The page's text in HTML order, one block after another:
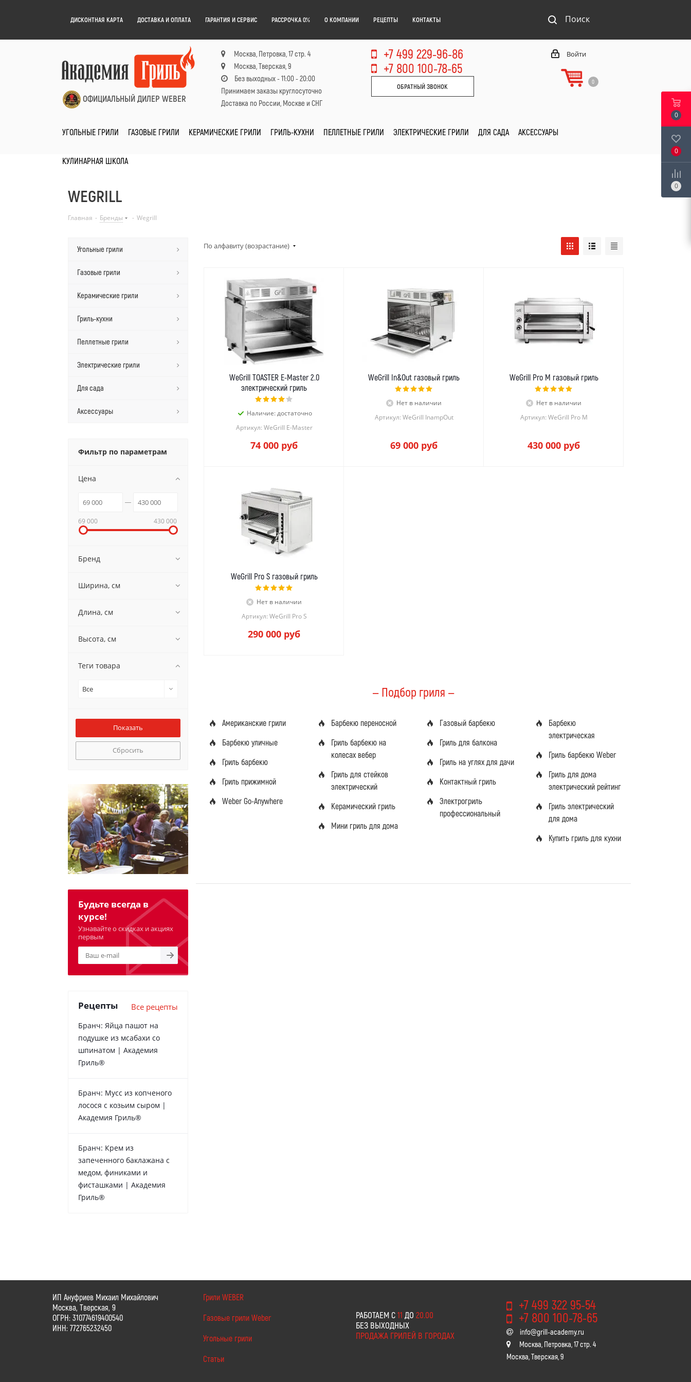
ДИСКОНТНАЯ КАРТА ДОСТАВКА И ОПЛАТА ГАРАНТИЯ И СЕРВИС РАССРОЧКА 0% О КОМПАНИИ РЕЦЕПТЫ КОНТАКТЫ Поиск
ОФИЦИАЛЬНЫЙ ДИЛЕР WEBER
Москва, Петровка, 17 стр. 4
Москва, Тверская, 9
Без выходных - 11:00 - 20:00
Принимаем заказы круглосуточно
Доставка по России, Москве и СНГ
+7 499 229-96-86
+7 800 100-78-65
ОБРАТНЫЙ ЗВОНОК
Войти
0
УГОЛЬНЫЕ ГРИЛИ ГАЗОВЫЕ ГРИЛИ КЕРАМИЧЕСКИЕ ГРИЛИ ГРИЛЬ-КУХНИ ПЕЛЛЕТНЫЕ ГРИЛИ ЭЛЕКТРИЧЕСКИЕ ГРИЛИ ДЛЯ САДА АКСЕССУАРЫ
КУЛИНАРНАЯ ШКОЛА
WEGRILL
Главная - Бренды - Wegrill
По алфавиту (возрастание)
WeGrill TOASTER E-Master 2.0
электрический гриль
Наличие: достаточно
Артикул: WeGrill E-Master
74 000 руб
WeGrill In&Out газовый гриль
Нет в наличии
Артикул: WeGrill InampOut
69 000 руб
WeGrill Pro M газовый гриль
Нет в наличии
Артикул: WeGrill Pro M
430 000 руб
WeGrill Pro S газовый гриль
Нет в наличии
Артикул: WeGrill Pro S
290 000 руб
— Подбор гриля —
Американские грили
Барбекю уличные
Гриль барбекю
Гриль прижимной
Weber Go-Anywhere
Барбекю переносной
Гриль барбекю на
колесах вебер
Гриль для стейков
электрический
Керамический гриль
Мини гриль для дома
Газовый барбекю
Гриль для балкона
Гриль на углях для дачи
Контактный гриль
Электрогриль
профессиональный
Барбекю
электрическая
Гриль барбекю Weber
Гриль для дома
электрический рейтинг
Гриль электрический
для дома
Купить гриль для кухни
Угольные грили
Газовые грили
Керамические грили
Гриль-кухни
Пеллетные грили
Электрические грили
Для сада
Аксессуары
Фильтр по параметрам
Цена
69 000 430 000
Бренд
Ширина, см
Длина, см
Высота, см
Теги товара
Все
Сбросить
Будьте всегда в
курсе!
Узнавайте о скидках и акциях
первым
Рецепты Все рецепты
Бранч: Яйца пашот на
подушке из мсабахи со
шпинатом | Академия
Гриль®
Бранч: Мусс из копченого
лосося с козьим сыром |
Академия Гриль®
Бранч: Крем из
запеченного баклажана с
медом, финиками и
фисташками | Академия
Гриль®
ИП Ануфриев Михаил Михайлович
Москва, Тверская, 9
ОГРН: 310774619400540
ИНН: 772765232450
Грили WEBER
Газовые грили Weber
Угольные грили
Статьи
РАБОТАЕМ С 11 ДО 20.00
БЕЗ ВЫХОДНЫХ
ПРОДАЖА ГРИЛЕЙ В ГОРОДАХ
+7 499 322 95-54
+7 800 100-78-65
info@grill-academy.ru
Москва, Петровка, 17 стр. 4
Москва, Тверская, 9
0
0
0